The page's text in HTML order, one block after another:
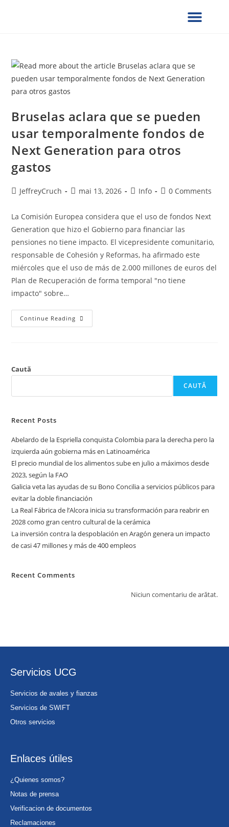
Bruselas aclara que se pueden
usar temporalmente fondos de
Next Generation para otros
gastos
JeffreyCruch mai 13, 2026 Info 0 Comments
La Comisión Europea considera que el uso de fondos Next
Generation que hizo el Gobierno para financiar las
pensiones no tiene impacto. El vicepresidente comunitario,
responsable de Cohesión y Reformas, ha afirmado este
miércoles que el uso de más de 2.000 millones de euros del
Plan de Recuperación de forma temporal "no tiene
impacto" sobre…
Continue Reading
Caută
CAUTĂ
Recent Posts
Abelardo de la Espriella conquista Colombia para la derecha pero la
izquierda aún gobierna más en Latinoamérica
El precio mundial de los alimentos sube en julio a máximos desde
2023, según la FAO
Galicia veta las ayudas de su Bono Concilia a servicios públicos para
evitar la doble financiación
La Real Fábrica de l’Alcora inicia su transformación para reabrir en
2028 como gran centro cultural de la cerámica
La inversión contra la despoblación en Aragón genera un impacto
de casi 47 millones y más de 400 empleos
Recent Comments
Niciun comentariu de arătat.
Servicios UCG
Servicios de avales y fianzas
Servicios de SWIFT
Otros servicios
Enlaces útiles
¿Quienes somos?
Notas de prensa
Verificacion de documentos
Reclamaciones